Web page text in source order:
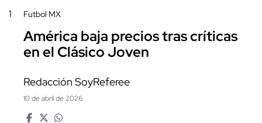
1 Futbol MX
América baja precios tras críticas
en el Clásico Joven
Redacción SoyReferee
10 de abril de 2026